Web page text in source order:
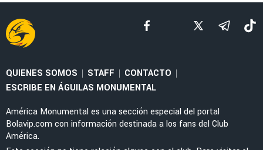
MERCADO
Cruzeiro volverá a la carga por Brian
Rodríguez y preparan una nueva oferta